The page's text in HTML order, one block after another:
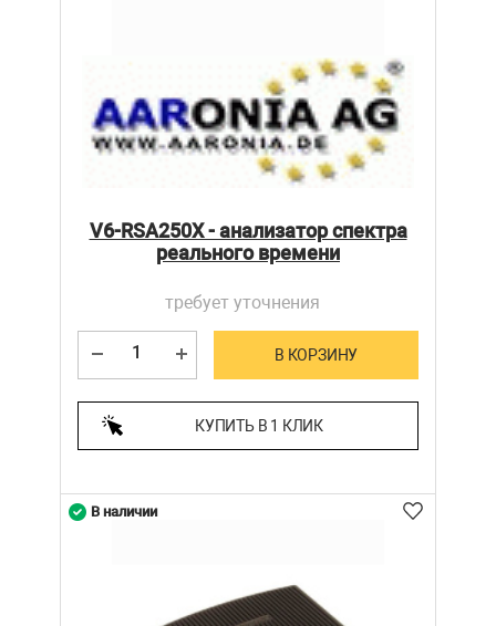
V6-RSA250X - анализатор спектра
реального времени
требует уточнения
В КОРЗИНУ
КУПИТЬ В 1 КЛИК
В наличии